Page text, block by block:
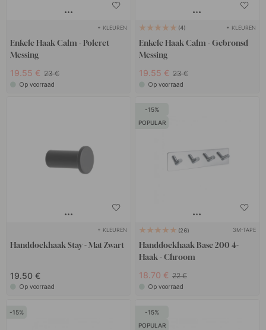
+ KLEUREN
Enkele Haak Calm - Poleret
Messing
19.55 € 23 €
Op voorraad
4 + KLEUREN
Enkele Haak Calm - Gebronsd
Messing
19.55 € 23 €
Op voorraad
+ KLEUREN
Handdoekhaak Stay - Mat Zwart
19.50 €
Op voorraad
15
POPULAR
26 3M-TAPE
Handdoekhaak Base 200 4-
Haak - Chroom
18.70 € 22 €
Op voorraad
15
15
POPULAR